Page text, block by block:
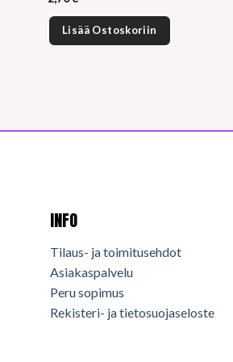
Lisää Ostoskoriin
INFO
Tilaus- ja toimitusehdot
Asiakaspalvelu
Peru sopimus
Rekisteri- ja tietosuojaseloste